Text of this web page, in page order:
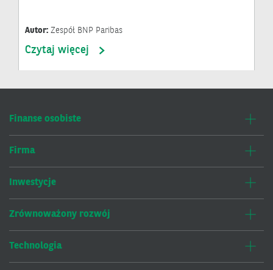
Autor: Zespół BNP Paribas
Czytaj więcej
Finanse osobiste
Firma
Inwestycje
Zrównoważony rozwój
Technologia